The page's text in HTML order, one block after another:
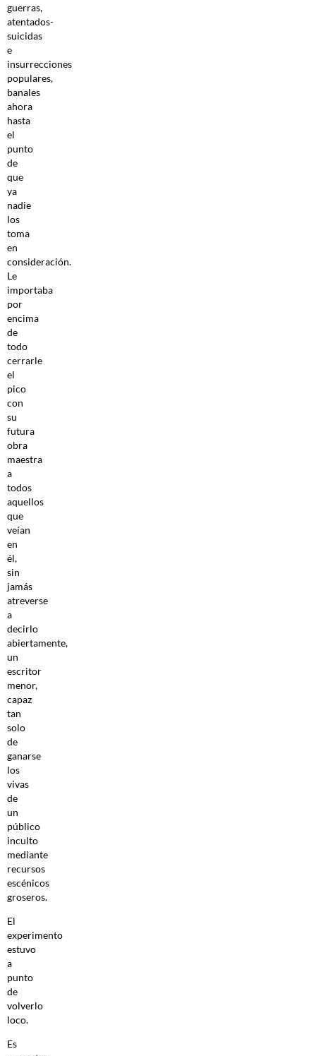
guerras,
atentados-
suicidas
e
insurrecciones
populares,
banales
ahora
hasta
el
punto
de
que
ya
nadie
los
toma
en
consideración.
Le
importaba
por
encima
de
todo
cerrarle
el
pico
con
su
futura
obra
maestra
a
todos
aquellos
que
veían
en
él,
sin
jamás
atreverse
a
decirlo
abiertamente,
un
escritor
menor,
capaz
tan
solo
de
ganarse
los
vivas
de
un
público
inculto
mediante
recursos
escénicos
groseros.
El
experimento
estuvo
a
punto
de
volverlo
loco.
Es